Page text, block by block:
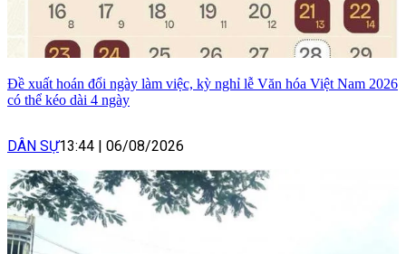
Đề xuất hoán đổi ngày làm việc, kỳ nghỉ lễ Văn hóa Việt Nam 2026
có thể kéo dài 4 ngày
DÂN SỰ13:44 | 06/08/2026